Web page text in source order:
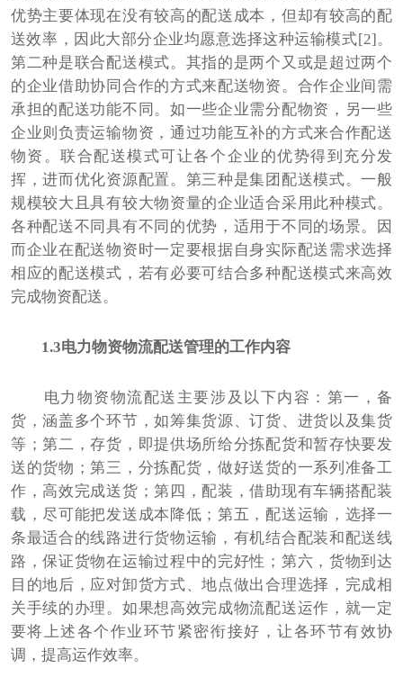
优势主要体现在没有较高的配送成本，但却有较高的配
送效率，因此大部分企业均愿意选择这种运输模式[2]。
第二种是联合配送模式。其指的是两个又或是超过两个
的企业借助协同合作的方式来配送物资。合作企业间需
承担的配送功能不同。如一些企业需分配物资，另一些
企业则负责运输物资，通过功能互补的方式来合作配送
物资。联合配送模式可让各个企业的优势得到充分发
挥，进而优化资源配置。第三种是集团配送模式。一般
规模较大且具有较大物资量的企业适合采用此种模式。
各种配送不同具有不同的优势，适用于不同的场景。因
而企业在配送物资时一定要根据自身实际配送需求选择
相应的配送模式，若有必要可结合多种配送模式来高效
完成物资配送。
1.3电力物资物流配送管理的工作内容
电力物资物流配送主要涉及以下内容：第一，备
货，涵盖多个环节，如筹集货源、订货、进货以及集货
等；第二，存货，即提供场所给分拣配货和暂存快要发
送的货物；第三，分拣配货，做好送货的一系列准备工
作，高效完成送货；第四，配装，借助现有车辆搭配装
载，尽可能把发送成本降低；第五，配送运输，选择一
条最适合的线路进行货物运输，有机结合配装和配送线
路，保证货物在运输过程中的完好性；第六，货物到达
目的地后，应对卸货方式、地点做出合理选择，完成相
关手续的办理。如果想高效完成物流配送运作，就一定
要将上述各个作业环节紧密衔接好，让各环节有效协
调，提高运作效率。